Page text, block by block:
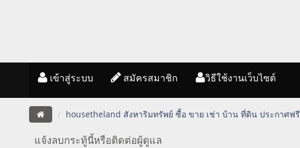
เข้าสู่ระบบ สมัครสมาชิก วิธีใช้งานเว็บไซต์
housetheland สังหาริมทรัพย์ ซื้อ ขาย เช่า บ้าน ที่ดิน ประกาศฟรี
แจ้งลบกระทู้นี้หรือติดต่อผู้ดูแล